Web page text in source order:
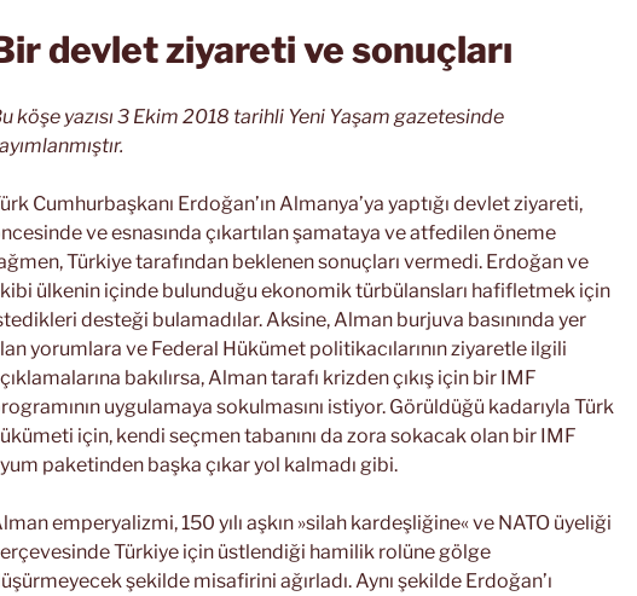
devlet ziyareti ve sonuçları
köşe yazısı 3 Ekim 2018 tarihli Yeni Yaşam gazetesinde
Cumhurbaşkanı Erdoğan’ın Almanya’ya yaptığı devlet ziyareti,
ve esnasında çıkartılan şamataya ve atfedilen öneme
Türkiye tarafından beklenen sonuçları vermedi. Erdoğan ve
ülkenin içinde bulunduğu ekonomik türbülansları hafifletmek için
desteği bulamadılar. Aksine, Alman burjuva basınında yer
yorumlara ve Federal Hükümet politikacılarının ziyaretle ilgili
bakılırsa, Alman tarafı krizden çıkış için bir IMF
uygulamaya sokulmasını istiyor. Görüldüğü kadarıyla Türk
için, kendi seçmen tabanını da zora sokacak olan bir IMF
paketinden başka çıkar yol kalmadı gibi.
emperyalizmi, 150 yılı aşkın »silah kardeşliğine« ve NATO üyeliği
Türkiye için üstlendiği hamilik rolüne gölge
şekilde misafirini ağırladı. Aynı şekilde Erdoğan’ı